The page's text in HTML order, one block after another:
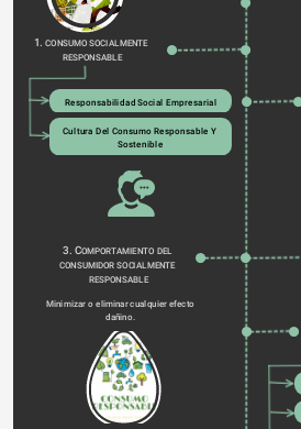
1. CONSUMO SOCIALMENTE
RESPONSABLE
Responsabilidad Social Empresarial
Cultura Del Consumo Responsable Y
Sostenible
3. COMPORTAMIENTO DEL
CONSUMIDOR SOCIALMENTE
RESPONSABLE
Minimizar o eliminar cualquier efecto
dañino.